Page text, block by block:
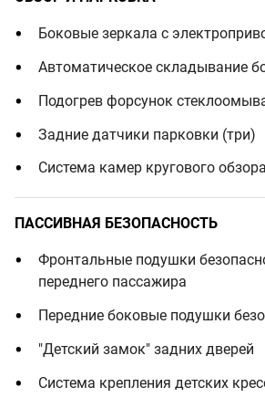
Боковые зеркала с
Автоматическое складывание
Подогрев форсунок
Задние датчики парковки (три)
Система камер кругового обзора
ПАССИВНАЯ БЕЗОПАСНОСТЬ
Фронтальные подушки
переднего пассажира
Передние боковые подушки
"Детский замок" задних дверей
Система крепления детских